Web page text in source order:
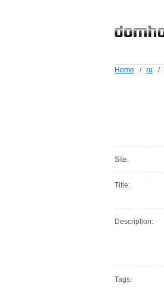
Home / ru /
Site:
Title:
Description:
Tags: